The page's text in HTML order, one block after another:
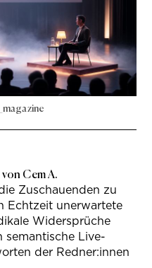
Cem A.
Zuschauenden zu
Echtzeit unerwartete
Widersprüche
semantische Live-
der Redner:innen